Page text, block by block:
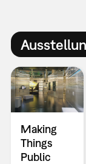
Making
Things
Public